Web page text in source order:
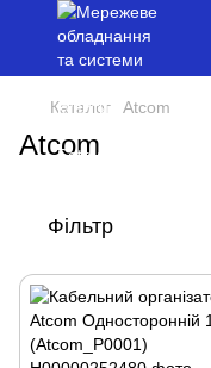
Каталог Atcom
Atcom
Фільтр